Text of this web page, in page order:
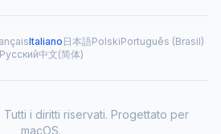
Italiano 日本語PolskiPortuguês (Brasil)
Русский中文(简体)
i diritti riservati. Progettato per
macOS.